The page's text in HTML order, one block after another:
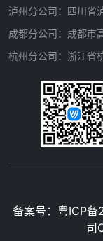
泸州分公司：四川省
成都分公司：成都市
杭州分公司：浙江省
备案号： 粤ICP
司